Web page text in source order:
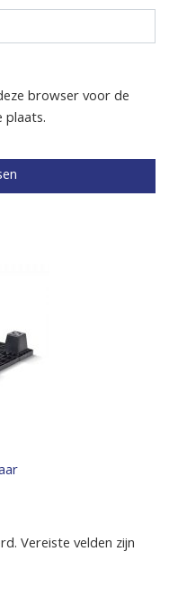
browser voor de
plaats.
Vereiste velden zijn